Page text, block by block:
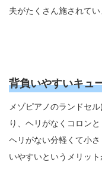
夫がたくさん施されてい
背負いやすいキュ
メゾピアノのランドセ
り、ヘリがなくコロン
ヘリがない分軽くて小
いやすいというメリット